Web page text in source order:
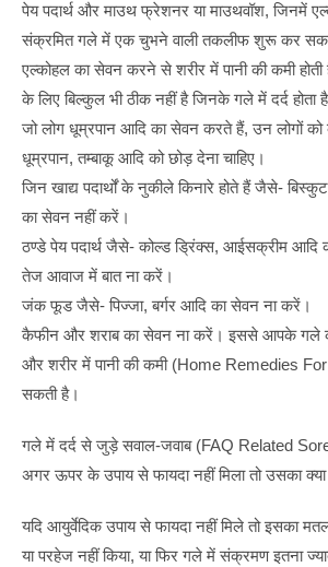
पेय पदार्थ और माउथ फ्रेशनर या माउथवॉश, जिनमें
संक्रमित गले में एक चुभने वाली तकलीफ शुरू कर
एल्कोहल का सेवन करने से शरीर में पानी की कमी
के लिए बिल्कुल भी ठीक नहीं है जिनके गले में दर्द होता
जो लोग धूम्रपान आदि का सेवन करते हैं, उन लोगों
धूम्रपान, तम्बाकू आदि को छोड़ देना चाहिए।
जिन खाद्य पदार्थों के नुकीले किनारे होते हैं जैसे-
का सेवन नहीं करें।
ठण्डे पेय पदार्थ जैसे- कोल्ड ड्रिंक्स, आईसक्रीम आदि
तेज आवाज में बात ना करें।
जंक फूड जैसे- पिज्जा, बर्गर आदि का सेवन ना करें।
कैफीन और शराब का सेवन ना करें। इससे आपके गले
और शरीर में पानी की कमी (Home Remedies
सकती है।
गले में दर्द से जुड़े सवाल-जवाब (FAQ Related
अगर ऊपर के उपाय से फायदा नहीं मिला तो उसका
यदि आयुर्वेदिक उपाय से फायदा नहीं मिले तो इसका
या परहेज नहीं किया, या फिर गले में संक्रमण इतना